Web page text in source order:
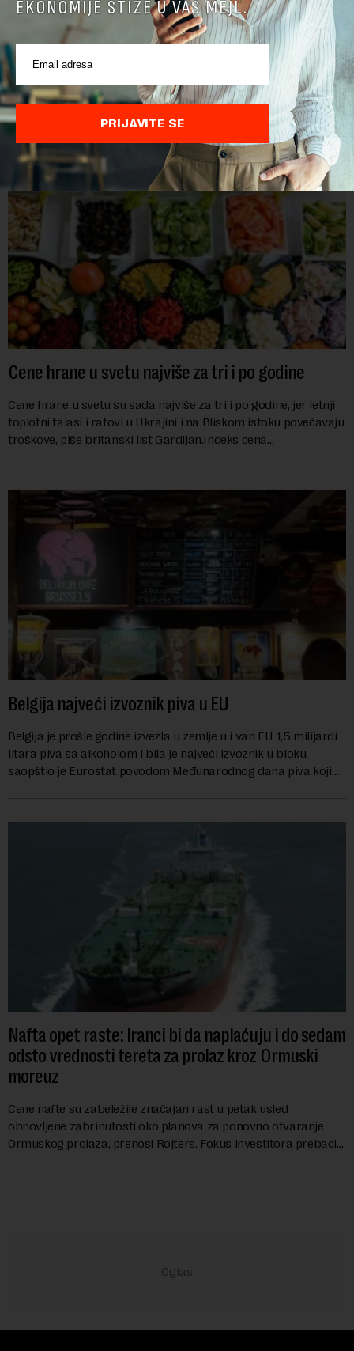
Nemačka dozvolila kamione nedeljom, zbog niskog
vodostaja brodovi ne voze teret
U Nemačkoj je, da bi se nadoknadio zbog niskog vodostaja
smanjen prevoz robe rekama, u četiri pokrajine privremeno
ukinuta zabrana kretanja kamiona nedeljom.Najvažnija
nemačka reka Rajna ima najniži vodo...
Cene hrane u svetu najviše za tri i po godine
Cene hrane u svetu su sada najviše za tri i po godine, jer letnji
toplotni talasi i ratovi u Ukrajini i na Bliskom istoku povećavaju
troškove, piše britanski list Gardijan.Indeks cena
Belgija najveći izvoznik piva u EU
Belgija je prošle godine izvezla u zemlje u i van EU 1,5 milijardi
litara piva sa alkoholom i bila je najveći izvoznik u bloku,
saopštio je Eurostat povodom Međunarodnog dana piva koji
Nafta opet raste: Iranci bi da naplaćuju i do sedam
odsto vrednosti tereta za prolaz kroz Ormuski
moreuz
Cene nafte su zabeležile značajan rast u petak usled
obnovljene zabrinutosti oko planova za ponovno otvaranje
Ormuskog prolaza, prenosi Rojters. Fokus investitora prebacio
EKONOMIJE STIŽE U VAŠ MEJL.
PRIJAVITE SE